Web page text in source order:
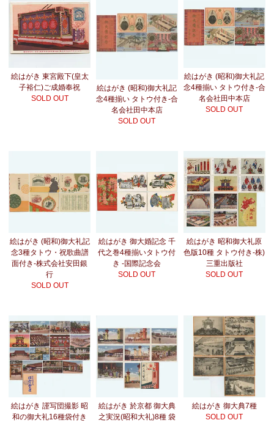
絵はがき 東宮殿下(皇太
子裕仁)ご成婚奉祝
SOLD OUT
絵はがき (昭和)御大礼記
念4種揃い タトウ付き-合
名会社田中本店
SOLD OUT
絵はがき (昭和)御大礼記
念4種揃い タトウ付き-合
名会社田中本店
SOLD OUT
絵はがき (昭和)御大礼記
念3種タトウ・祝歌曲譜
面付き-株式会社安田銀
行
SOLD OUT
絵はがき 御大婚記念 千
代之巻4種揃いタトウ付
き -国際記念会
SOLD OUT
絵はがき 昭和御大礼原
色版10種 タトウ付き-株)
三重出版社
SOLD OUT
絵はがき 謹写団撮影 昭
和の御大礼16種袋付き
絵はがき 於京都 御大典
之実況(昭和大礼)8種 袋
絵はがき 御大典7種
SOLD OUT